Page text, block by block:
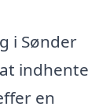
i Sønder
indhente
en